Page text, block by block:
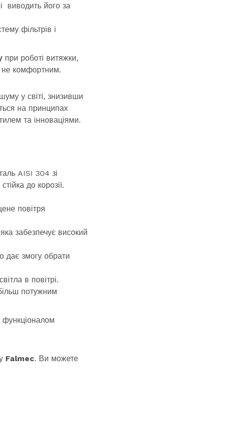
виводить його за
фільтрів і
при роботі витяжки,
не комфортним.
у світі, знизивши
на принципах
та інноваціями.
AISI 304 зі
до корозії.
повітря
забезпечує високий
дає змогу обрати
в повітрі.
потужним
функціоналом
Falmec. Ви можете